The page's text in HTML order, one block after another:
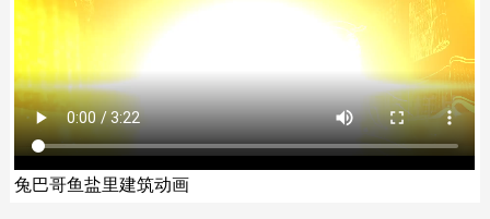
兔巴哥鱼盐里建筑动画